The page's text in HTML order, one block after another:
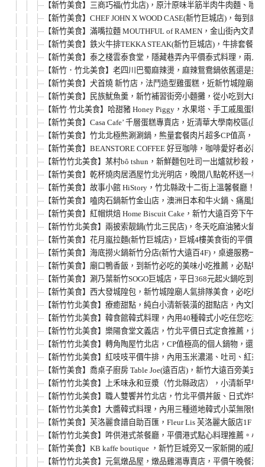
【新竹美食】三商巧福(竹北店)，原汁原味半筋半肉牛肉麵、咖
【新竹美食】CHEF JOHN X WOOD CASE(新竹巨城店)，每到
【新竹美食】滿嘴拉麵 MOUTHFUL of RAMEN，金山街內文青
【新竹美食】鉄火牛排TEKKA STEAK(新竹巨城店)，牛排套餐
【新竹美食】泰之棧雲泰食堂，隱藏巷弄內平價泰式料理，
【新竹．竹北美食】老四川巴蜀麻辣燙，麻辣鴛鴦鍋依舊還是
【新竹美食】犬首燒 新竹店，法鬥造型雞蛋糕，近新竹城隍廟
【新竹美食】民族魷魚羹，新竹補習街旁小麵攤，從小吃到大
【新竹·竹北美食】哈甜豬 Honey Piggy，水果塔、手工戚風蛋
【新竹美食】Casa Cafe’ 千層蛋糕專賣店，近清華大學南校區(
【新竹美食】竹北北極熊涮涮鍋，熊量套餐肉片超多CP值高，
【新竹美食】BEANSTORE COFFEE 好豆咖啡，咖啡愛好者必
【新竹竹北美食】某村bô tshun，新鮮麵包吐司一出爐就秒殺，
【新竹美食】乾杯燒肉居酒屋竹北光明店，晚間八點乾杯送一
【新竹美食】故事小館 HiStory，竹北縣政十二街上溫馨餐廳！
【新竹美食】嗑肉石鍋新竹金山店，澳洲日本和牛火鍋、痛風
【新竹美食】紅帽烘焙 Home Biscuit Cake，新竹大遠百旁下午
【新竹竹北美食】兩披索靓鍋(竹北三民店)，冬天吃麻油豬火
【新竹美食】花月嵐拉麵(新竹巨城店)，巨城4樓美食街的平價日
【新竹美食】海底撈火鍋新竹分店(新竹大遠百4F)，桌邊服務一
【新竹美食】廟口鴨香飯，到新竹必吃的美味小吃推薦，必點鴨
【新竹美食】涮乃葉新竹SOGO巨城店，平日368元起火鍋吃到
【新竹美食】西大發城隍包，新竹城隍廟人氣排隊美食，必吃爆
【新竹竹北美食】療癒甜點，純白小清新裝潢的甜點店，內文
【新竹竹北美食】韓食館韓式料理，內用40種韓式小吃任您吃
【新竹竹北美食】樂陽食堂文義店，竹北平價日式定食推薦，
【新竹竹北美食】轉角陶屋竹北店，CP值極高的個人鍋物，還
【新竹竹北美食】紅吱吱平價牛排，內用玉米濃湯、吐司、紅
【新竹美食】喬桌子廚房 Table Joe(遠百店)，新竹大遠百旁美
【新竹竹北美食】上禾味永和豆漿（竹北縣政店），小清新早
【新竹竹北美食】職人雙饗丼竹北店，竹北平價丼飯、日式炸
【新竹竹北美食】大醬韓式料理，內用三種道地韓式小菜無限
【新竹美食】芙洛麗食譜自助百匯，Fleur Lis 芙洛麗大飯店1F
【新竹竹北美食】吽供港式茶餐廳，平價港式點心料理推薦。
【新竹美食】KB kaffe boutique ，新竹巨城旁又一家新開的戚
【新竹竹北美食】元氣燉品屋，燉品雞湯專賣店，平價午晚餐